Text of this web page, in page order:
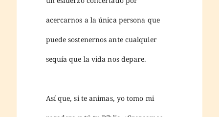
acercarnos a la única persona que
puede sostenernos ante cualquier
sequía que la vida nos depare.
Así que, si te animas, yo tomo mi